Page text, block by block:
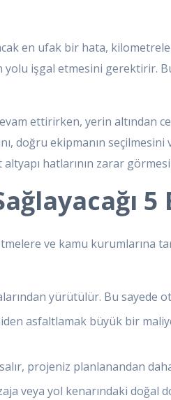
en ufak bir hata,
işgal etmesini gerektirir.
ettirirken, yerin altından
doğru ekipmanın
hatlarının zarar
ve kamu kurumlarına
yürütülür. Bu sayede
asfaltlamak büyük bir
projeniz planlanandan
veya yol kenarındaki doğal